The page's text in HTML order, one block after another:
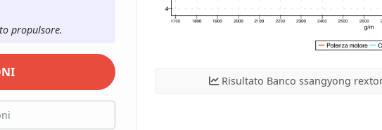
propulsore.
Risultato Banco ssangyong